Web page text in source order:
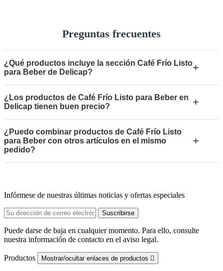
Preguntas frecuentes
¿Qué productos incluye la sección Café Frío Listo
para Beber de Delicap?
+
¿Los productos de Café Frío Listo para Beber en
Delicap tienen buen precio?
+
¿Puedo combinar productos de Café Frío Listo
para Beber con otros artículos en el mismo
pedido?
+
Infórmese de nuestras últimas noticias y ofertas especiales
Puede darse de baja en cualquier momento. Para ello, consulte
nuestra información de contacto en el aviso legal.
Productos Mostrar/ocultar enlaces de productos 